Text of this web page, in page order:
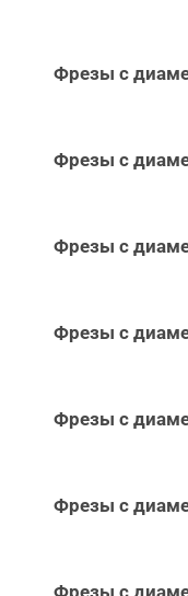
Фрезы с
Фрезы с
Фрезы с
Фрезы с
Фрезы с
Фрезы с